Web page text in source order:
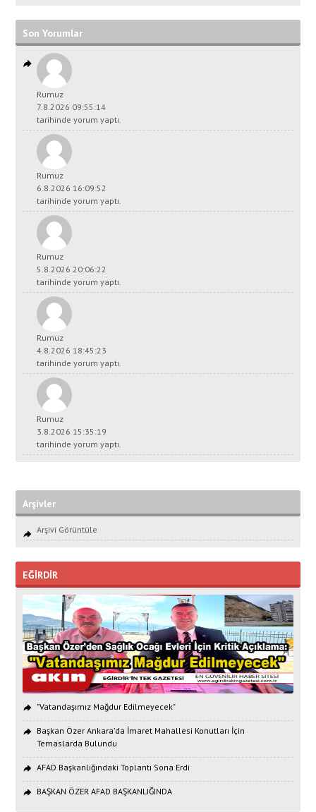
Son Yorumlar
Rumuz
7.8.2026 09:55:14
tarihinde yorum yaptı.
Rumuz
6.8.2026 16:09:52
tarihinde yorum yaptı.
Rumuz
5.8.2026 20:06:22
tarihinde yorum yaptı.
Rumuz
4.8.2026 18:45:23
tarihinde yorum yaptı.
Rumuz
3.8.2026 15:35:19
tarihinde yorum yaptı.
Arşivler
Arşivi Görüntüle
EĞİRDİR
"Vatandaşımız Mağdur Edilmeyecek"
Başkan Özer Ankara’da İmaret Mahallesi Konutları İçin
Temaslarda Bulundu
AFAD Başkanlığındaki Toplantı Sona Erdi
BAŞKAN ÖZER AFAD BAŞKANLIĞINDA